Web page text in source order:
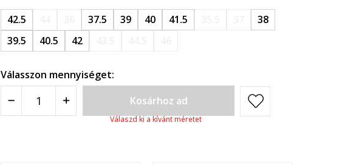
42.5 37.5 39 40 41.5
38
39.5
40.5 42
Válasszon mennyiséget:
Kosárhoz ad
Válaszd ki a kívánt méretet